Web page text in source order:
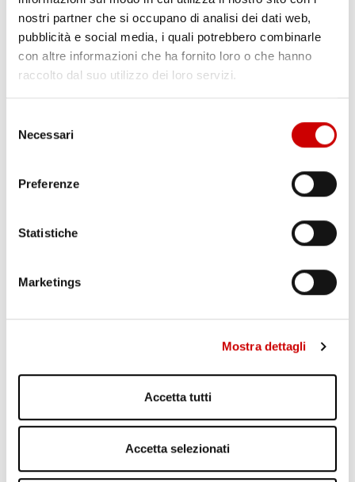
nostri partner che si occupano di analisi dei dati web,
pubblicità e social media, i quali potrebbero combinarle
con altre informazioni che ha fornito loro o che hanno
raccolto dal suo utilizzo dei loro servizi.
delNecessari
Preferenze
Statistiche
Marketings
Mostra dettagli
Accetta tutti
Accetta selezionati
Leggi l'articolo
POZZUOLI: CITTADINI CONTRO GESTIONE EMERGENZA